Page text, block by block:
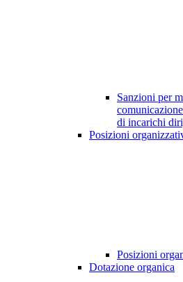
Sanzioni per
di incarichi
Posizioni
Posizioni
Dotazione organica